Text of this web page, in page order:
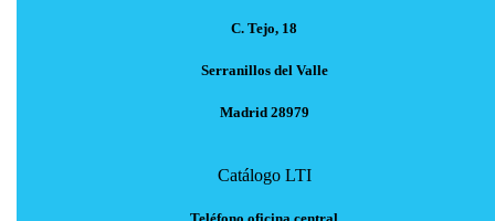
C. Tejo, 18
Serranillos del Valle
Madrid 28979
Catálogo LTI